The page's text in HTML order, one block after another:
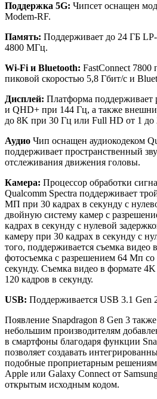
Поддержка 5G: Чипсет оснащен
Modem-RF.
Память: Поддерживает до 24 ГБ
4800 МГц.
Wi-Fi и Bluetooth: FastConnect 7800
пиковой скоростью 5,8 Гбит/с и
Дисплей: Платформа поддерживает
и QHD+ при 144 Гц, а также
до 8K при 30 Гц или Full HD от 1 до
Аудио Чип оснащен аудиокодеком
поддерживает пространственный
отслеживания движения головы.
Камера: Процессор обработки
Qualcomm Spectra поддерживает
МП при 30 кадрах в секунду с
двойную систему камер с
кадрах в секунду с нулевой
камеру при 30 кадрах в секунду с
того, поддерживается съемка
фотосъемка с разрешением 64 Мп со
секунду. Съемка видео в формате
120 кадров в секунду.
USB: Поддерживается USB 3.1 Gen
Появление Snapdragon 8 Gen 3
небольшим производителям
в смартфоны благодаря функции
позволяет создавать
подобные проприетарным
Apple или Galaxy Connect от
открытым исходным кодом.